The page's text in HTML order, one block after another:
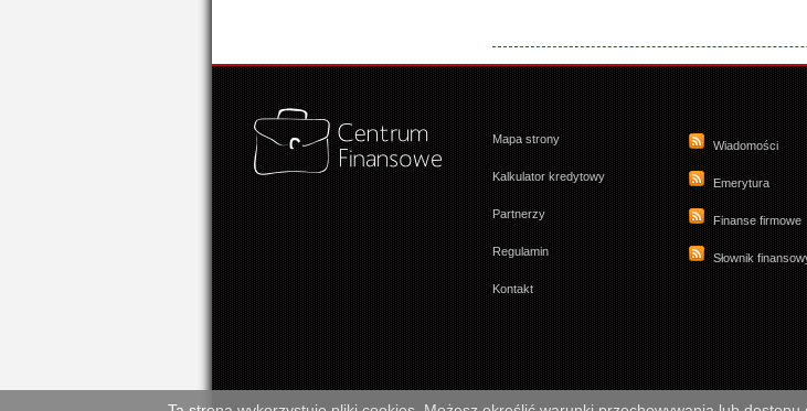
Mapa strony
Kalkulator kredytowy
Partnerzy
Regulamin
Kontakt
Wiadomości
Emerytura
Finanse firmowe
Słownik